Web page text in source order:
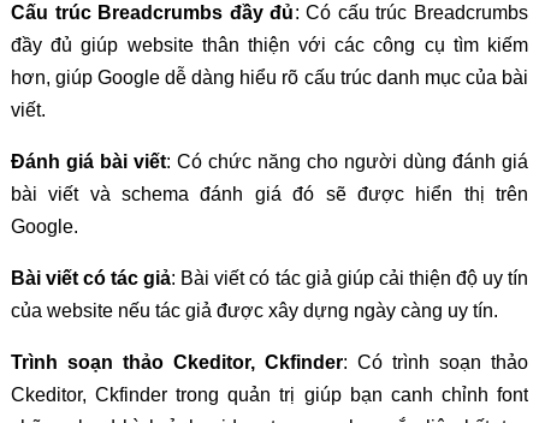
Cấu trúc Breadcrumbs đầy đủ: Có cấu trúc Breadcrumbs
đầy đủ giúp website thân thiện với các công cụ tìm kiếm
hơn, giúp Google dễ dàng hiểu rõ cấu trúc danh mục của bài
viết.
Đánh giá bài viết: Có chức năng cho người dùng đánh giá
bài viết và schema đánh giá đó sẽ được hiển thị trên
Google.
Bài viết có tác giả: Bài viết có tác giả giúp cải thiện độ uy tín
của website nếu tác giả được xây dựng ngày càng uy tín.
Trình soạn thảo Ckeditor, Ckfinder: Có trình soạn thảo
Ckeditor, Ckfinder trong quản trị giúp bạn canh chỉnh font